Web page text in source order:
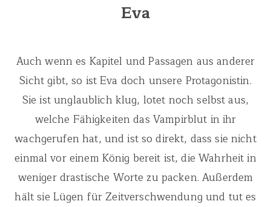
Eva
Auch wenn es Kapitel und Passagen aus anderer
Sicht gibt, so ist Eva doch unsere Protagonistin.
Sie ist unglaublich klug, lotet noch selbst aus,
welche Fähigkeiten das Vampirblut in ihr
wachgerufen hat, und ist so direkt, dass sie nicht
einmal vor einem König bereit ist, die Wahrheit in
weniger drastische Worte zu packen. Außerdem
hält sie Lügen für Zeitverschwendung und tut es